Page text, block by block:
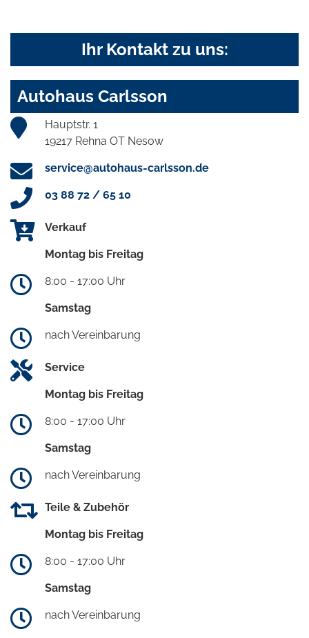
Ihr Kontakt zu uns:
Autohaus Carlsson
Hauptstr. 1
19217 Rehna OT Nesow
service@autohaus-carlsson.de
03 88 72 / 65 10
Verkauf
Montag bis Freitag
8:00 - 17:00 Uhr
Samstag
nach Vereinbarung
Service
Montag bis Freitag
8:00 - 17:00 Uhr
Samstag
nach Vereinbarung
Teile & Zubehör
Montag bis Freitag
8:00 - 17:00 Uhr
Samstag
nach Vereinbarung